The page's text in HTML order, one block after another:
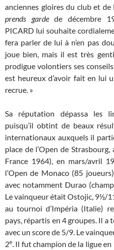
anciennes gloires du club et de
prends gardede décembre
PICARD lui souhaite
fera parler de lui à n’en pas
joue bien, mais il est très
prodigue volontiers ses
est heureux d’avoir fait en lui
recrue. »
Sa réputation dépassa les
puisqu’il obtint de beaux
internationaux auxquels il
place de l’Open de
France 1964), en mars/avril
l’Open de Monaco (85
avec notamment Durao
Le vainqueur était Ostojic, 9½/
au tournoi d’Impéria (Italie)
pays, répartis en 4 groupes. Il a
avec un score de 5/9. Le
2e. Il fut champion de la ligue